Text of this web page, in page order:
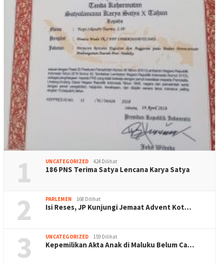
1 UNCATEGORIZED 424 Dilihat
186 PNS Terima Satya Lencana Karya Satya
2 PARLEMEN 168 Dilihat
Isi Reses, JP Kunjungi Jemaat Advent Kot…
3 UNCATEGORIZED 159 Dilihat
Kepemilikan Akta Anak di Maluku Belum Ca…